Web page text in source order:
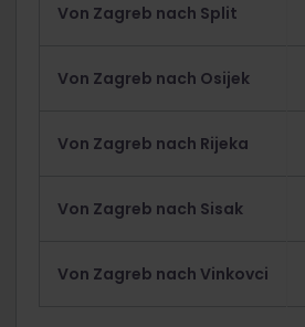
Von Zagreb nach Split
Von Zagreb nach Osijek
Von Zagreb nach Rijeka
Von Zagreb nach Sisak
Von Zagreb nach Vinkovci